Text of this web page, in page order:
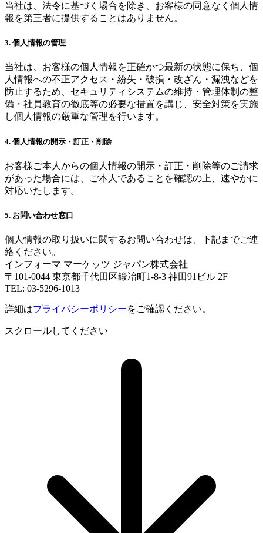
当社は、法令に基づく場合を除き、お客様の同意なく個人情
報を第三者に提供することはありません。
3. 個人情報の管理
当社は、お客様の個人情報を正確かつ最新の状態に保ち、個
人情報への不正アクセス・紛失・破損・改ざん・漏洩などを
防止するため、セキュリティシステムの維持・管理体制の整
備・社員教育の徹底等の必要な措置を講じ、安全対策を実施
し個人情報の厳重な管理を行います。
4. 個人情報の開示・訂正・削除
お客様ご本人からの個人情報の開示・訂正・削除等のご請求
があった場合には、ご本人であることを確認の上、速やかに
対応いたします。
5. お問い合わせ窓口
個人情報の取り扱いに関するお問い合わせは、下記までご連
絡ください。
インフォーマ マーケッツ ジャパン株式会社
〒101-0044 東京都千代田区鍛冶町1-8-3 神田91ビル 2F
TEL: 03-5296-1013
詳細はプライバシーポリシーをご確認ください。
スクロールしてください